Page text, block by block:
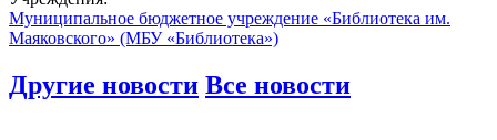
Муниципальное бюджетное учреждение «Библиотека им.
Маяковского» (МБУ «Библиотека»)
Другие новости Все новости